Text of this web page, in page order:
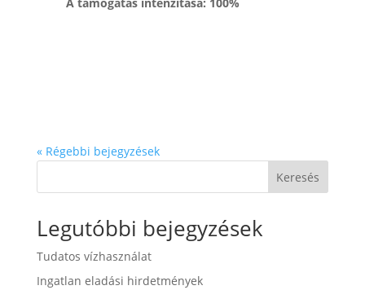
« Régebbi bejegyzések
Keresés
Legutóbbi bejegyzések
Tudatos vízhasználat
Ingatlan eladási hirdetmények